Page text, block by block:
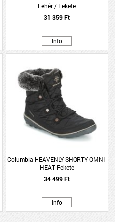
Fehér / Fekete
31 359 Ft
Info
Columbia HEAVENLY SHORTY OMNI-
HEAT Fekete
34 499 Ft
Info